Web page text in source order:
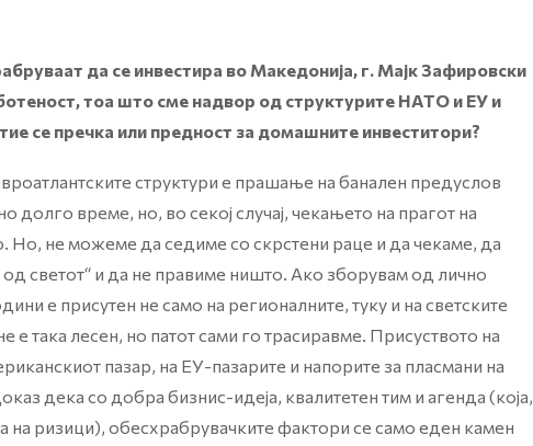
да се инвестира во Македонија, г. Мајк Зафировски
тоа што сме надвор од структурите НАТО и ЕУ и
се пречка или предност за домашните инвеститори?
структури е прашање на банален предуслов
долго време, но, во секој случај, чекањето на прагот на
Но, не можеме да седиме со скрстени раце и да чекаме, да
светот“ и да не правиме ништо. Ако зборувам од лично
е присутен не само на регионалните, туку и на светските
е така лесен, но патот сами го трасиравме. Присуството на
пазар, на ЕУ-пазарите и напорите за пласмани на
дека со добра бизнис-идеја, квалитетен тим и агенда (која,
на ризици), обесхрабрувачките фактори се само еден камен